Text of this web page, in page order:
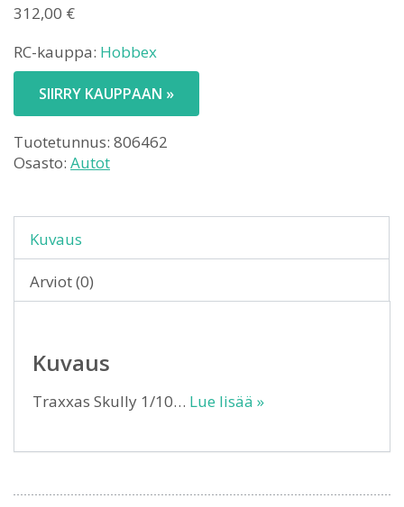
312,00 €
RC-kauppa: Hobbex
SIIRRY KAUPPAAN »
Tuotetunnus: 806462
Osasto: Autot
Kuvaus
Arviot (0)
Kuvaus
Traxxas Skully 1/10… Lue lisää »